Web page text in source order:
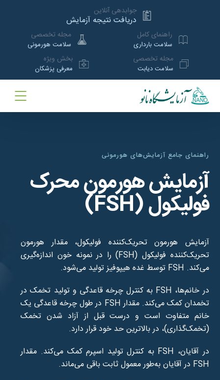
جوابدهی آنلاین
دریافت نتیجه آزمایش
راهنمای کامل
سلامت بارداری
مجله تخصصی
سلامت هورمونی
مجله تخصصی
سلامت دیابت
بخش ویژه
معرفی پزشکان
راهنمای جامع آزمایش‌های هورمونی
آزمایش هورمون محرک
فولیکول (FSH)
آزمایش هورمون تحریک‌کننده فولیکول، مقدار هورمون
تحریک‌کننده فولیکول (FSH) را در نمونه خون اندازه‌گیری
می‌کند. FSH توسط غده هیپوفیز تولید می‌شود.
در خانم‌ها، FSH به کنترل چرخه قاعدگی و تولید تخمک در
تخمدان کمک می‌کند. مقدار FSH در طول چرخه قاعدگی یک
خانم متفاوت است و درست قبل از آزاد شدن تخمک
(تخمک‌گذاری)، در بالاترین حد خود قرار دارد.
در آقایان، FSH به کنترل تولید اسپرم کمک می‌کند. مقدار
FSH در آقایان به‌طور معمول ثابت باقی می‌ماند.